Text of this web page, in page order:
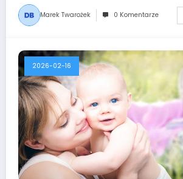
Marek Twarożek 0 Komentarze
2026-02-16